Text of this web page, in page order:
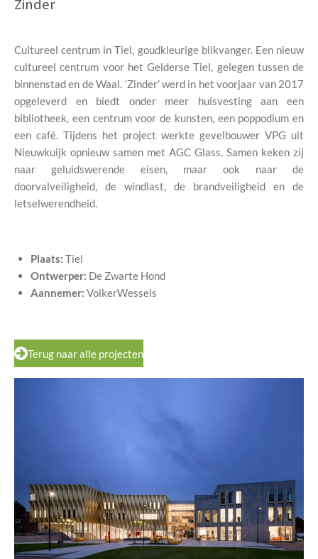
Zinder
Cultureel centrum in Tiel, goudkleurige blikvanger. Een nieuw
cultureel centrum voor het Gelderse Tiel, gelegen tussen de
binnenstad en de Waal. ‘Zinder’ werd in het voorjaar van 2017
opgeleverd en biedt onder meer huisvesting aan een
bibliotheek, een centrum voor de kunsten, een poppodium en
een café. Tijdens het project werkte gevelbouwer VPG uit
Nieuwkuijk opnieuw samen met AGC Glass. Samen keken zij
naar geluidswerende eisen, maar ook naar de
doorvalveiligheid, de windlast, de brandveiligheid en de
letselwerendheid.
Plaats: Tiel
Ontwerper: De Zwarte Hond
Aannemer: VolkerWessels
Terug naar alle projecten